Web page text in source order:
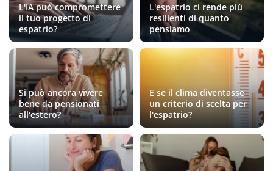
L'IA può compromettere
il tuo progetto di
espatrio?
L'espatrio ci rende più
resilienti di quanto
pensiamo
Si può ancora vivere
bene da pensionati
all'estero?
E se il clima diventasse
un criterio di scelta per
l'espatrio?